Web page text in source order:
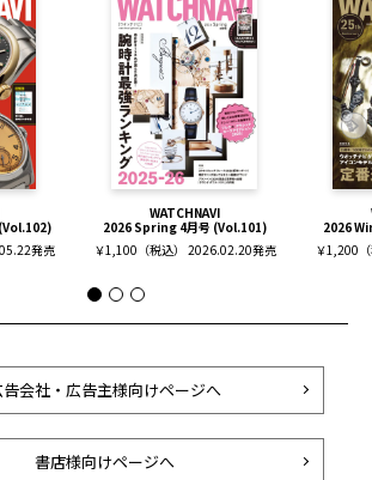
発売
WATCHNAVI
2026 Spring 4月号 (Vol.101)
￥1,100（税込） 2026.02.20発売
2026
￥1,200
告会社・広告主様向けページへ
書店様向けページへ